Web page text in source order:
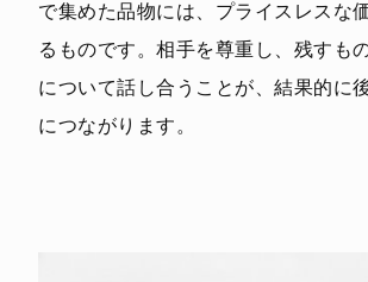
で集めた品物には、プライスレスな
るものです。相手を尊重し、残すも
について話し合うことが、結果的に
につながります。